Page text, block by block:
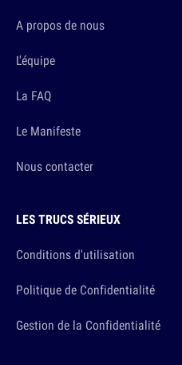
A propos de nous
L'équipe
La FAQ
Le Manifeste
Nous contacter
LES TRUCS SÉRIEUX
Conditions d'utilisation
Politique de Confidentialité
Gestion de la Confidentialité